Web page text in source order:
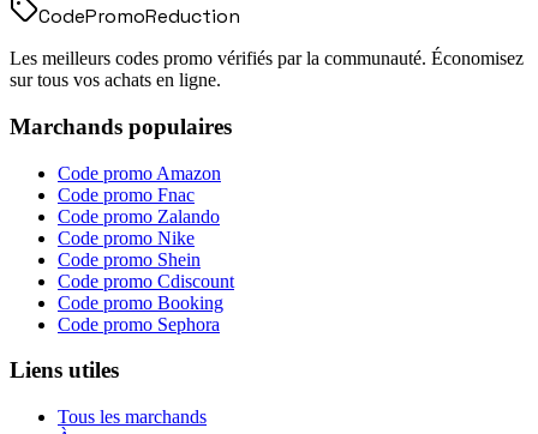
CodePromoReduction
Les meilleurs codes promo vérifiés par la communauté. Économisez
sur tous vos achats en ligne.
Marchands populaires
Code promo Amazon
Code promo Fnac
Code promo Zalando
Code promo Nike
Code promo Shein
Code promo Cdiscount
Code promo Booking
Code promo Sephora
Liens utiles
Tous les marchands